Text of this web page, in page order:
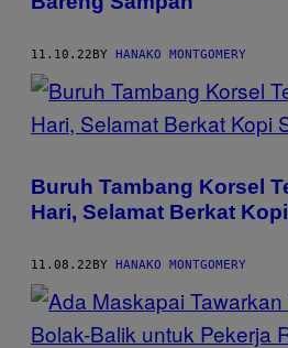
11.10.22BY HANAKO MONTGOMERY
Buruh Tambang Korsel
Hari, Selamat Berkat
11.08.22BY HANAKO MONTGOMERY